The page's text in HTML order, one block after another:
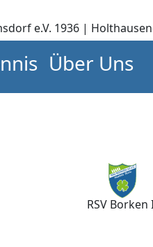
e.V. 1936 |
Über Uns
RSV Borken